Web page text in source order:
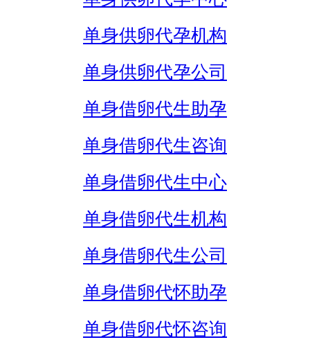
单身供卵代孕机构
单身供卵代孕公司
单身借卵代生助孕
单身借卵代生咨询
单身借卵代生中心
单身借卵代生机构
单身借卵代生公司
单身借卵代怀助孕
单身借卵代怀咨询